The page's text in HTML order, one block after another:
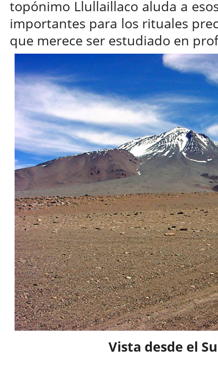
topónimo Llullaillaco aluda a
importantes para los rituales
que merece ser estudiado en
Vista desde el